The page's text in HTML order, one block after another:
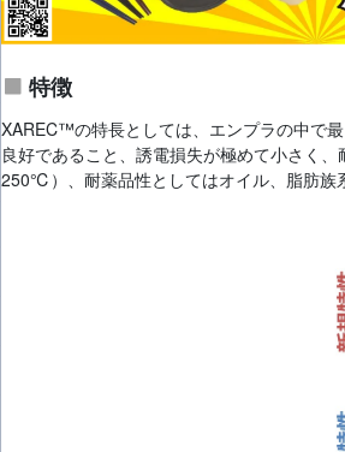
特徴
XAREC™の特長としては、エンプラの中で
良好であること、誘電損失が極めて小さく
250℃）、耐薬品性としてはオイル、脂肪族